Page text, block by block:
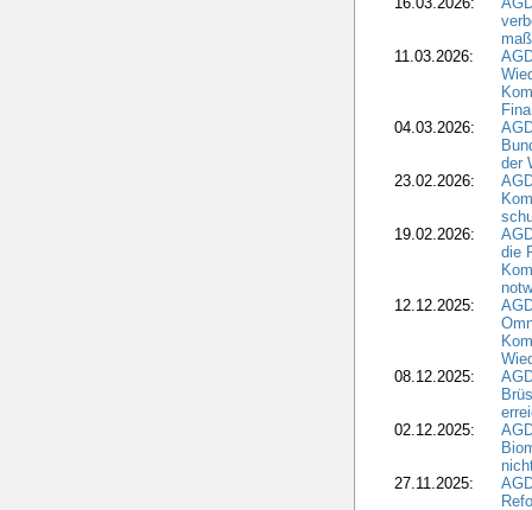
11.03.2026:
04.03.2026:
der
23.02.2026:
19.02.2026:
die
12.12.2025:
08.12.2025:
02.12.2025:
27.11.2025: